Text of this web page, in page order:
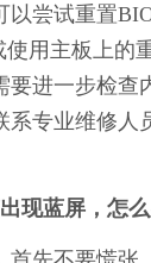
以尝试重置
使用主板上的
要进一步检查
系专业维修人
现蓝屏，怎么